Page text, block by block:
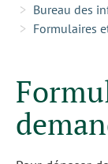
Bureau des
Formulaires